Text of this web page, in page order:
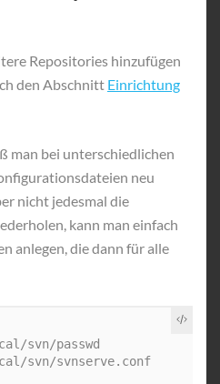
Repositories hinzufügen
den Abschnitt Einrichtung
man bei unterschiedlichen
neu
nicht jedesmal die
kann man einfach
anlegen, die dann für alle